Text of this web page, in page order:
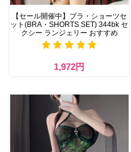
【セール開催中】ブラ・ショーツセ
ット(BRA・SHORTS SET) 344bk セ
クシー ランジェリー おすすめ
1,972円